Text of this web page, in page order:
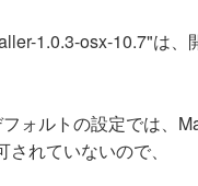
1.0.3-osx-10.7"は
ォルトの設定では、
れていないので、